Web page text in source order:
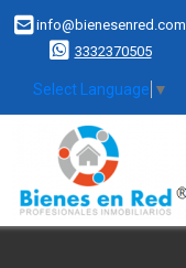
info@bienesenred.com
3332370505
Select Language ▼